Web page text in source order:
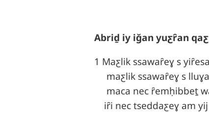
Abriḏ iy iǧan yuƹȓan
1 Maƹlik ssawaȓeɣ s
maƹlik ssawaȓeɣ s
maca nec ȓemḥibbeṯ
iȓi nec tseddaƹeɣ am